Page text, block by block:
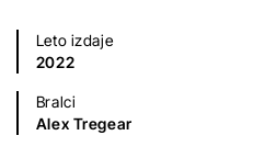
Leto izdaje
2022
Bralci
Alex Tregear